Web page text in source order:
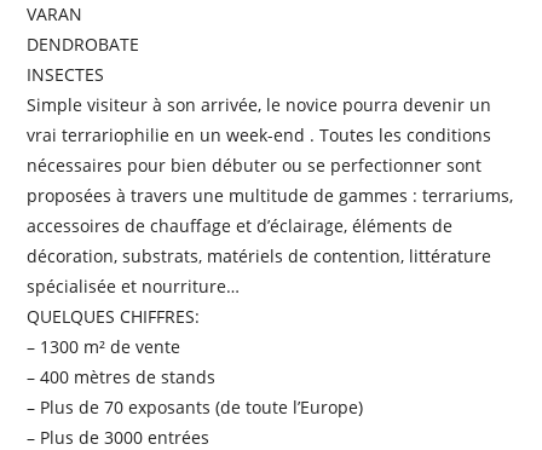
VARAN
DENDROBATE
INSECTES
Simple visiteur à son arrivée, le novice pourra devenir un
vrai terrariophilie en un week-end . Toutes les conditions
nécessaires pour bien débuter ou se perfectionner sont
proposées à travers une multitude de gammes : terrariums,
accessoires de chauffage et d’éclairage, éléments de
décoration, substrats, matériels de contention, littérature
spécialisée et nourriture…
QUELQUES CHIFFRES:
– 1300 m² de vente
– 400 mètres de stands
– Plus de 70 exposants (de toute l’Europe)
– Plus de 3000 entrées